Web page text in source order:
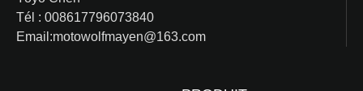
Tél : 008617796073840
Email:motowolfmayen@163.com